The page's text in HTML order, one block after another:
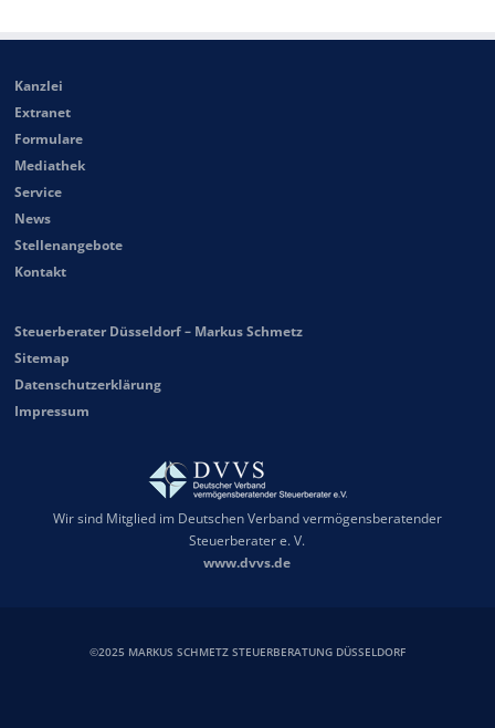
Kanzlei
Extranet
Formulare
Mediathek
Service
News
Stellenangebote
Kontakt
Steuerberater Düsseldorf – Markus Schmetz
Sitemap
Datenschutzerklärung
Impressum
Wir sind Mitglied im Deutschen Verband vermögensberatender
Steuerberater e. V.
www.dvvs.de
©2025 MARKUS SCHMETZ STEUERBERATUNG DÜSSELDORF